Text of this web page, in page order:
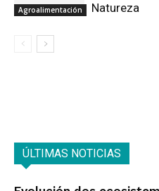
Agroalimentación
Natureza
ÚLTIMAS NOTICIAS